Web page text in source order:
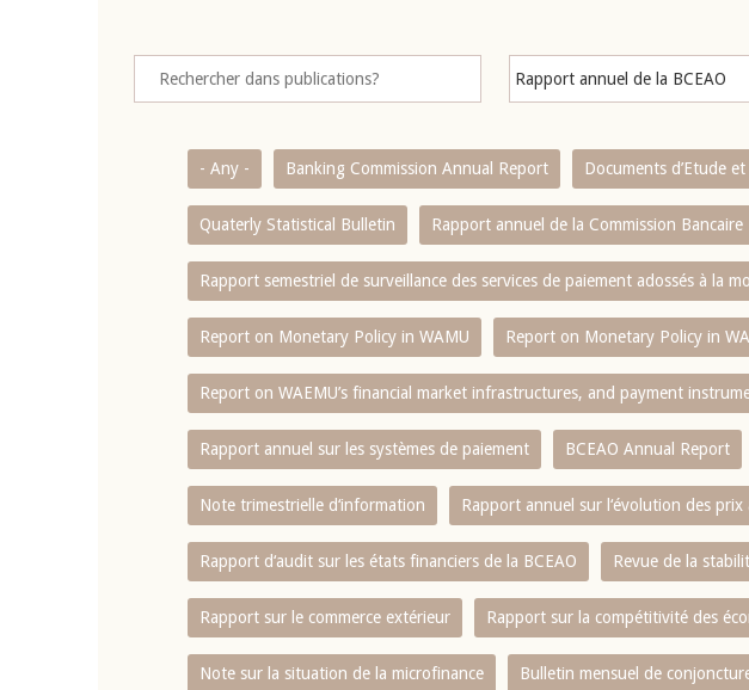
- Any - Banking Commission Annual Report Documents d’Etude
Quaterly Statistical Bulletin Rapport annuel de la Commission Bancaire
Rapport semestriel de surveillance des services de paiement adossés à la
Report on Monetary Policy in WAMU Report on Monetary Policy in
Report on WAEMU’s financial market infrastructures, and payment
Rapport annuel sur les systèmes de paiement BCEAO Annual Report
Note trimestrielle d‘information Rapport annuel sur l‘évolution des
Rapport d‘audit sur les états financiers de la BCEAO Revue de la
Rapport sur le commerce extérieur Rapport sur la compétitivité des
Note sur la situation de la microfinance Bulletin mensuel de